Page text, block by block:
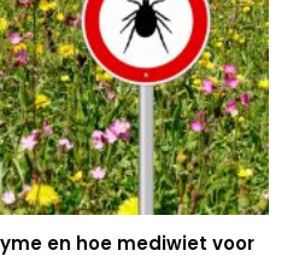
en hoe mediwiet voor